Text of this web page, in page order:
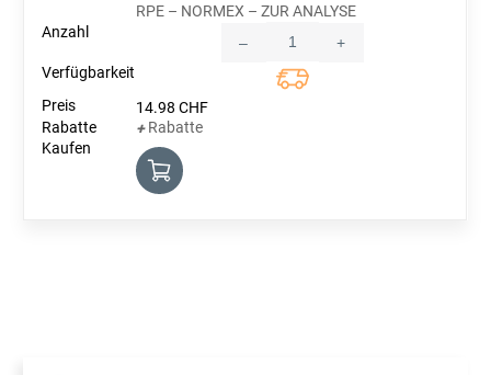
RPE – NORMEX – ZUR ANALYSE
Quantity
– +
14.98CHF
+Rabatte